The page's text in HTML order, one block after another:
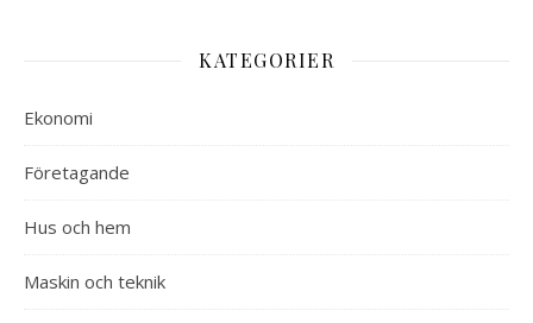
KATEGORIER
Ekonomi
Företagande
Hus och hem
Maskin och teknik